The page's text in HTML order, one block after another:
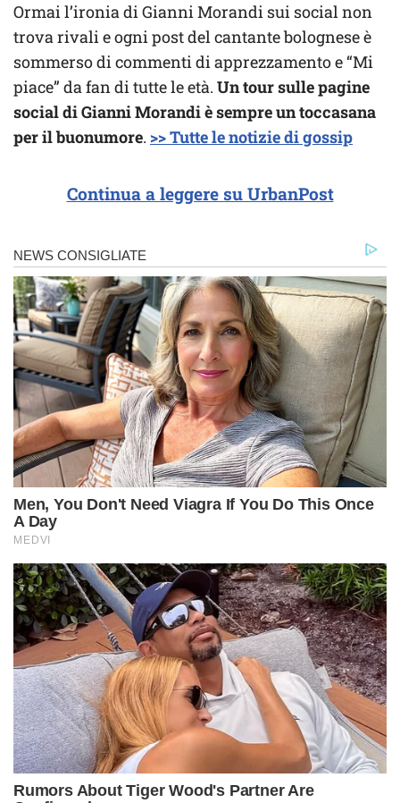
Ormai l’ironia di Gianni Morandi sui social non
trova rivali e ogni post del cantante bolognese è
sommerso di commenti di apprezzamento e “Mi
piace” da fan di tutte le età. Un tour sulle pagine
social di Gianni Morandi è sempre un toccasana
per il buonumore. >> Tutte le notizie di gossip
Continua a leggere su UrbanPost